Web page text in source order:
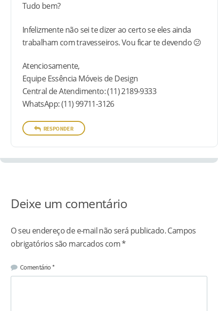
Tudo bem?
Infelizmente não sei te dizer ao certo se eles ainda
trabalham com travesseiros. Vou ficar te devendo 😕
Atenciosamente,
Equipe Essência Móveis de Design
Central de Atendimento: (11) 2189-9333
WhatsApp: (11) 99711-3126
RESPONDER
Deixe um comentário
O seu endereço de e-mail não será publicado.Campos
obrigatórios são marcados com*
Comentário *